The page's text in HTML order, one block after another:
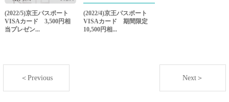
(2022/5)京王パスポート
VISAカード 3,500円相
当プレゼン...
(2022/4)京王パスポート
VISAカード 期間限定
10,500円相...
＜Previous Next＞